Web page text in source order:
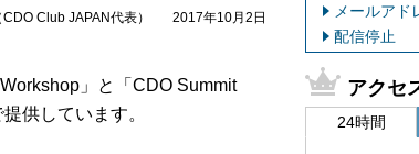
Club JAPAN代表） 2017年10月2日
」と「CDO Summit
供しています。
メールアド
配信停止
アクセ
24時間